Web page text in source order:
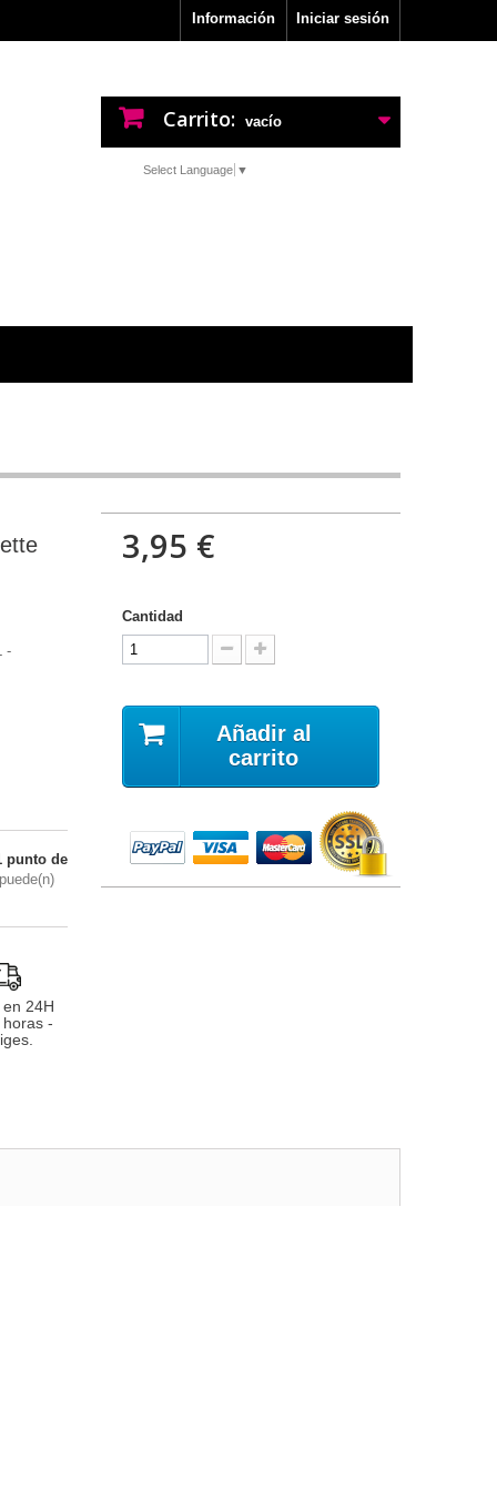
Iniciar sesión
Información
Carrito: vacío
Select Language ▼
-
punto de
24H
-
3,95 €
Cantidad
Añadir al
carrito